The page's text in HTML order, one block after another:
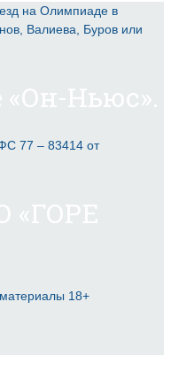
на Олимпиаде в
Валиева, Буров или
77 – 83414 от
18+